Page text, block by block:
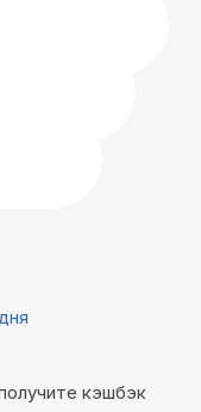
кэшбэк